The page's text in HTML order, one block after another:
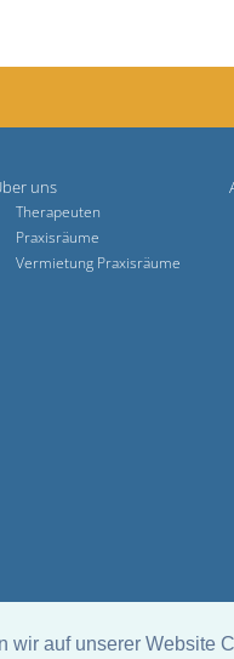
wir auf unserer Website
uns
Therapeuten
Praxisräume
Vermietung Praxisräume